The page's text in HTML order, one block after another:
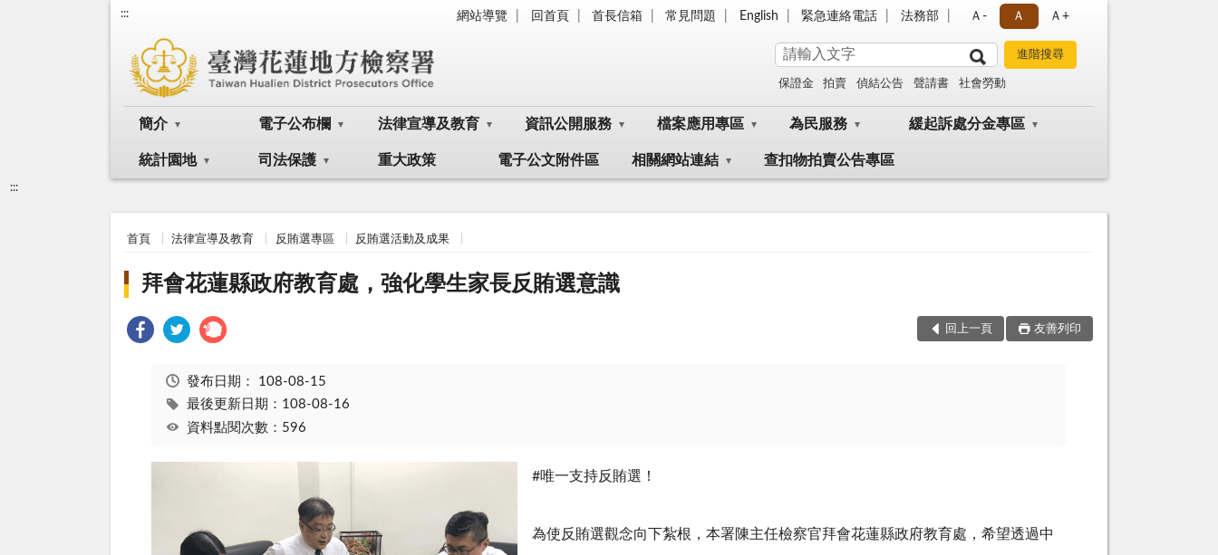
::: 網站導覽 回首頁 首長信箱 常見問題 English 緊急連絡電話 法務部 Ａ- Ａ Ａ+
保證金 拍賣 偵結公告 聲請書 社會勞動
簡介 電子公布欄 法律宣導及教育 資訊公開服務 檔案應用專區 為民服務 緩起訴處分金專區
統計園地 司法保護 重大政策 電子公文附件區 相關網站連結 查扣物拍賣公告專區
:::
首頁 法律宣導及教育 反賄選專區 反賄選活動及成果
拜會花蓮縣政府教育處，強化學生家長反賄選意識
回上一頁 友善列印
發布日期： 108-08-15
最後更新日期：108-08-16
資料點閱次數：596
#唯一支持反賄選！
為使反賄選觀念向下紮根，本署陳主任檢察官拜會花蓮縣政府教育處，希望透過中